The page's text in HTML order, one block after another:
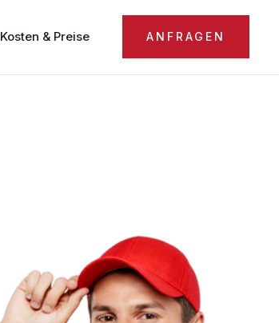
Kosten & Preise ANFRAGEN